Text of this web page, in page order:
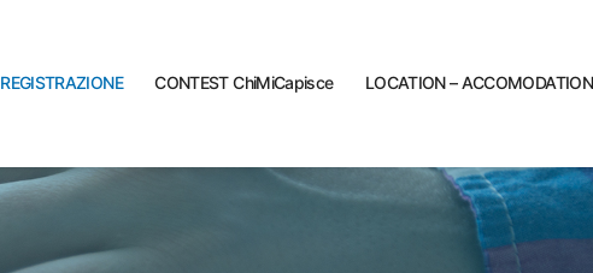
REGISTRAZIONE CONTEST ChiMiCapisce LOCATION – ACCOMODATION